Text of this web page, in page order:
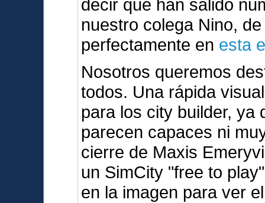
decir que han salido
nuestro colega Nino,
perfectamente en esta
Nosotros queremos
todos. Una rápida
para los city builder, ya
parecen capaces ni
cierre de Maxis
un SimCity "free to
en la imagen para ver